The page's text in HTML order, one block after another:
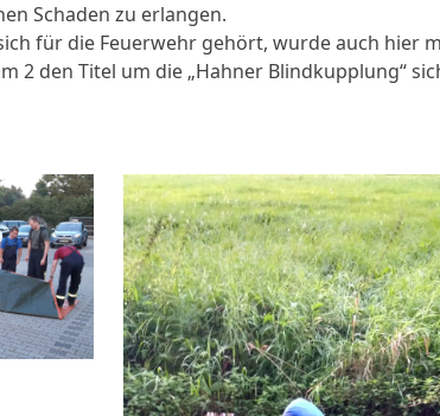
Schaden zu erlangen.
für die Feuerwehr gehört, wurde auch hier
2 den Titel um die „Hahner Blindkupplung“